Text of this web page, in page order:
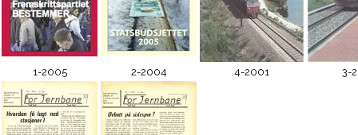
1-2005 2-2004 4-2001 3-